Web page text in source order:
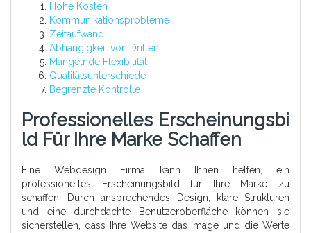
Hohe Kosten
Kommunikationsprobleme
Zeitaufwand
Abhängigkeit von Dritten
Mangelnde Flexibilität
Qualitätsunterschiede
Begrenzte Kontrolle
Professionelles Erscheinungsbi
Ld Für Ihre Marke Schaffen
Eine Webdesign Firma kann Ihnen helfen, ein
professionelles Erscheinungsbild für Ihre Marke zu
schaffen. Durch ansprechendes Design, klare Strukturen
und eine durchdachte Benutzeroberfläche können sie
sicherstellen, dass Ihre Website das Image und die Werte